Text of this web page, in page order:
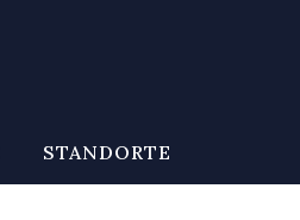
STANDORTE